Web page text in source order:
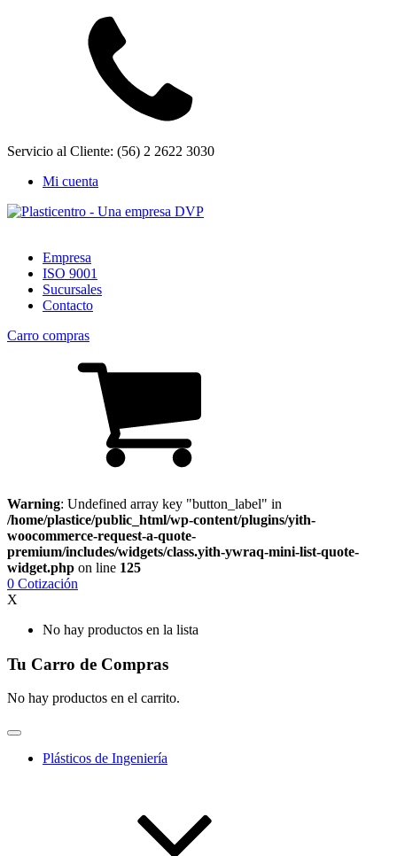
Servicio al Cliente: (56) 2 2622 3030
Mi cuenta
Empresa
ISO 9001
Sucursales
Contacto
Carro compras
Warning: Undefined array key "button_label" in
/home/plastice/public_html/wp-content/plugins/yith-
woocommerce-request-a-quote-
premium/includes/widgets/class.yith-ywraq-mini-list-quote-
widget.php on line 125
0 Cotización
X
No hay productos en la lista
Tu Carro de Compras
No hay productos en el carrito.
Plásticos de Ingeniería